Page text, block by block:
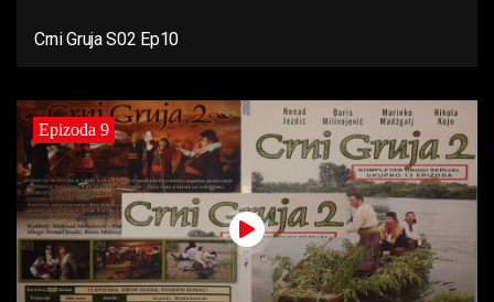
Crni Gruja S02 Ep10
Epizoda 9